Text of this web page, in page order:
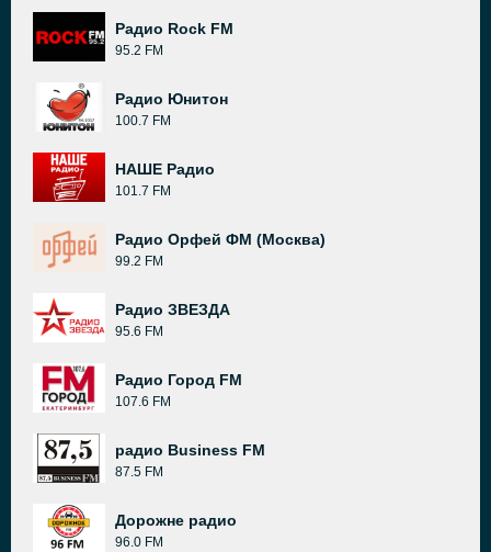
Радио Rock FM
95.2 FM
Радио Юнитон
100.7 FM
НАШЕ Радио
101.7 FM
Радио Орфей ФМ (Москва)
99.2 FM
Радио ЗВЕЗДА
95.6 FM
Радио Город FM
107.6 FM
радио Business FM
87.5 FM
Дорожне радио
96.0 FM